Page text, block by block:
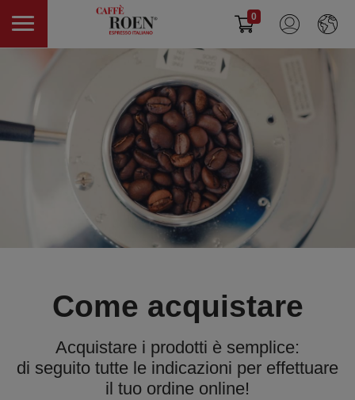
0
Come acquistare
Acquistare i prodotti è semplice:
di seguito tutte le indicazioni per effettuare
il tuo ordine online!